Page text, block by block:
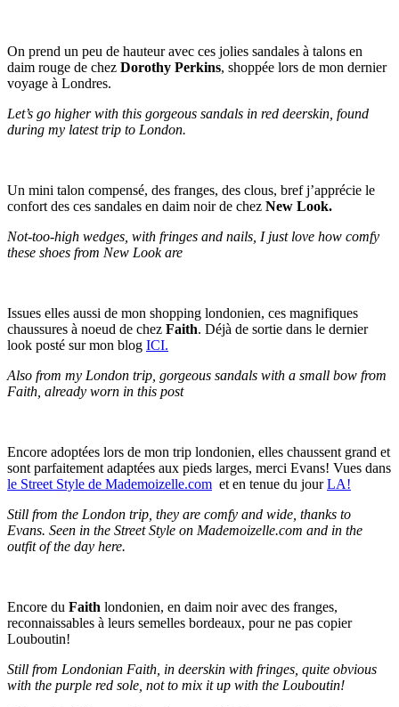
On prend un peu de hauteur avec ces jolies sandales à talons en
daim rouge de chez Dorothy Perkins, shoppée lors de mon dernier
voyage à Londres.
Let’s go higher with this gorgeous sandals in red deerskin, found
during my latest trip to London.
Un mini talon compensé, des franges, des clous, bref j’apprécie le
confort des ces sandales en daim noir de chez New Look.
Not-too-high wedges, with fringes and nails, I just love how comfy
these shoes from New Look are
Issues elles aussi de mon shopping londonien, ces magnifiques
chaussures à noeud de chez Faith. Déjà de sortie dans le dernier
look posté sur mon blog ICI.
Also from my London trip, gorgeous sandals with a small bow from
Faith, already worn in this post
Encore adoptées lors de mon trip londonien, elles chaussent grand et
sont parfaitement adaptées aux pieds larges, merci Evans! Vues dans
le Street Style de Mademoizelle.com et en tenue du jourLA!
Still from the London trip, they are comfy and wide, thanks to
Evans. Seen in the Street Style on Mademoizelle.com and in the
outfit of the day here.
Encore du Faith londonien, en daim noir avec des franges,
reconnaissables à leurs semelles bordeaux, pour ne pas copier
Louboutin!
Still from Londonian Faith, in deerskin with fringes, quite obvious
with the purple red sole, not to mix it up with the Louboutin!